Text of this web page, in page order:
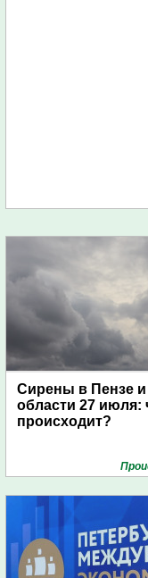
Сирены в Пензе и
области 27 июля:
происходит?